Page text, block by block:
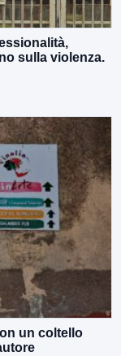
sulla violenza.
un coltello